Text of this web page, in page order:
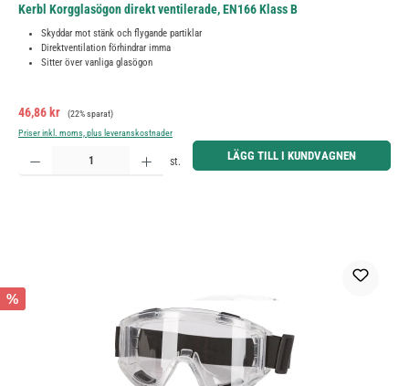
Kerbl Korgglasögon direkt ventilerade, EN166 Klass B
Skyddar mot stänk och flygande partiklar
Direktventilation förhindrar imma
Sitter över vanliga glasögon
Försäljningspris:
46,86 kr Ordinarie pris:
(22% sparat)
Priser inkl. moms, plus leveranskostnader
Produktkvantitet: Ange önskat belopp eller använd knapparna för att öka eller minska kvantiteten.
st. LÄGG TILL I KUNDVAGNEN
%